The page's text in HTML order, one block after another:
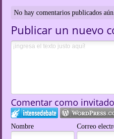
No hay comentarios publicados
Publicar un nuevo
Comentar como
Nombre Correo